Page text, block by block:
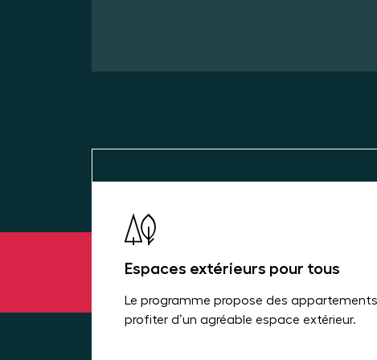
Espaces extérieurs pour tous
Le programme propose des
profiter d’un agréable espace extérieur.